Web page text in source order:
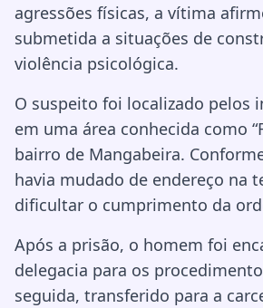
agressões físicas, a vítima
submetida a situações de
violência psicológica.
O suspeito foi localizado pelos
em uma área conhecida como
bairro de Mangabeira.
havia mudado de endereço na
dificultar o cumprimento da
Após a prisão, o homem foi
delegacia para os
seguida, transferido para a